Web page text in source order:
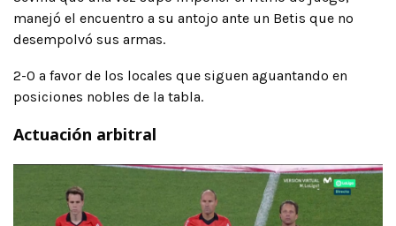
manejó el encuentro a su antojo ante un Betis que no
desempolvó sus armas.
2-0 a favor de los locales que siguen aguantando en
posiciones nobles de la tabla.
Actuación arbitral